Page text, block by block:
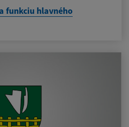
funkciu hlavného